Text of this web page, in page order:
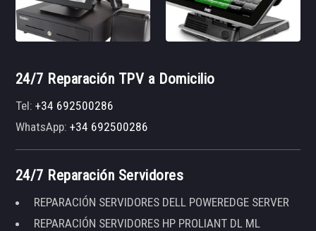
24/7 Reparación TPV a Domicilio
Tel:+34 692500286
WhatsApp:+34 692500286
24/7 Reparación Servidores
REPARACIÓN SERVIDORES DELL POWEREDGE SERVER
REPARACIÓN SERVIDORES HP PROLIANT DL ML